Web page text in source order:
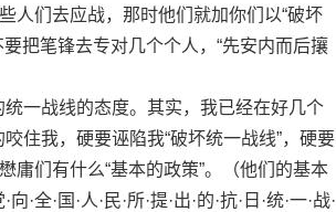
人们去应战，那时他们就加你们以“破坏
把笔锋去专对几个个人，“先安内而后攘
一战线的态度。其实，我已经在好几个
住我，硬要诬陷我“破坏统一战线”，硬要
庸们有什么“基本的政策”。（他们的基本
·国·人·民·所·提·出·的·抗·日·统·一·战·